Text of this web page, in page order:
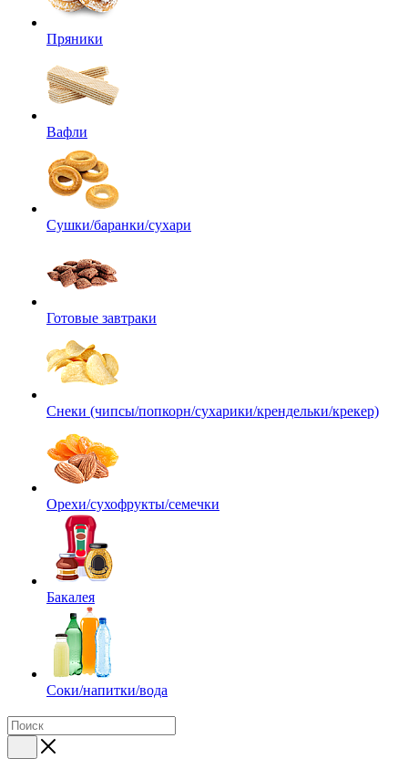
Пряники
Вафли
Сушки/баранки/сухари
Готовые завтраки
Снеки (чипсы/попкорн/сухарики/крендельки/крекер)
Орехи/сухофрукты/семечки
Бакалея
Соки/напитки/вода